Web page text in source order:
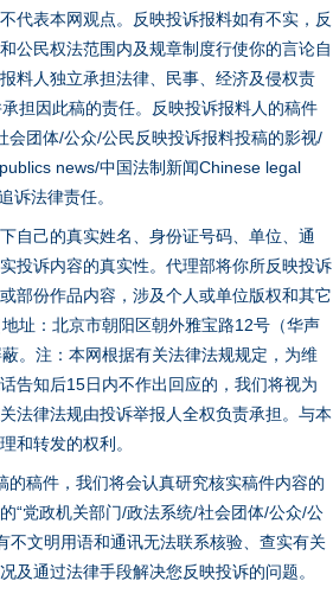
代表本网观点。反映投诉报料如有不实，反
公民权法范围内及规章制度行使你的言论自
料人独立承担法律、民事、经济及侵权责
担因此稿的责任。反映投诉报料人的稿件
团体/公众/公民反映投诉报料投稿的影视/
news/中国法制新闻Chinese legal
诉法律责任。
自己的真实姓名、身份证号码、单位、通
投诉内容的真实性。代理部将你所反映投诉
部份作品内容，涉及个人或单位版权和其它
址：北京市朝阳区朝外雅宝路12号（华声
。注：本网根据有关法律法规规定，为维
告知后15日内不作出回应的，我们将视为
法律法规由投诉举报人全权负责承担。与本
和转发的权利。
稿件，我们将会认真研究核实稿件内容的
“党政机关部门/政法系统/社会团体/公众/公
不文明用语和通讯无法联系核验、查实有关
及通过法律手段解决您反映投诉的问题。